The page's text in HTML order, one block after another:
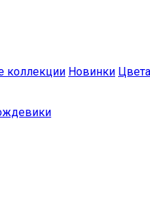
коллекции Новинки Цвета